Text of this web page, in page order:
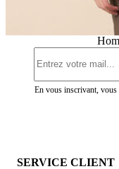
En vous inscrivant, vous
SERVICE CLIENT